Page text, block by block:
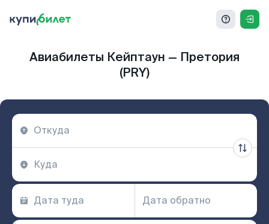
Авиабилеты Кейптаун — Претория
(PRY)